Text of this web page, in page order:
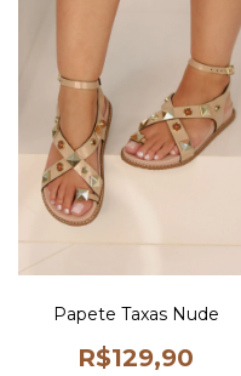
Papete Taxas Nude
R$129,90